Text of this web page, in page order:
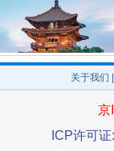
火 生生不息
关于我们
京
ICP许可